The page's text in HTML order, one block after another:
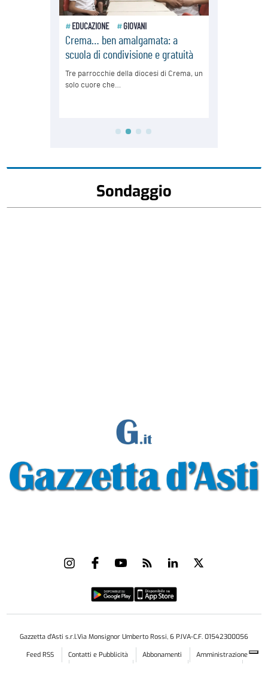
Sondaggio
Gazzetta d'Asti s.r.l.Via Monsignor Umberto Rossi, 6 P.IVA-C.F. 01542300056
Feed RSS
Contatti e Pubblicità Abbonamenti
Amministrazione